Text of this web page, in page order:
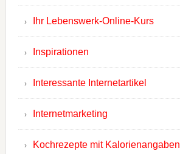
Ihr Lebenswerk-Online-Kurs
Inspirationen
Interessante Internetartikel
Internetmarketing
Kochrezepte mit Kalorienangaben